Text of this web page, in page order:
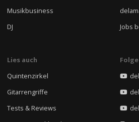
Musikbusiness
DJ
Jobs
Lies auch
Quintenzirkel
Gitarrengriffe
Tests & Reviews